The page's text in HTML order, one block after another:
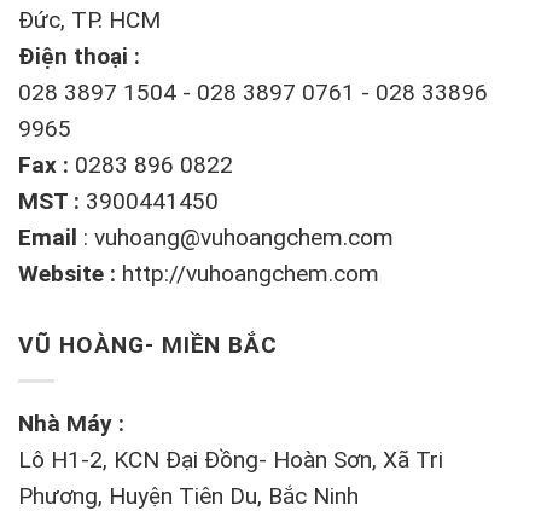
Đức, TP. HCM
Điện thoại :
028 3897 1504 - 028 3897 0761 - 028 33896
9965
Fax : 0283 896 0822
MST : 3900441450
Email : vuhoang@vuhoangchem.com
Website : http://vuhoangchem.com
VŨ HOÀNG- MIỀN BẮC
Nhà Máy :
Lô H1-2, KCN Đại Đồng- Hoàn Sơn, Xã Tri
Phương, Huyện Tiên Du, Bắc Ninh